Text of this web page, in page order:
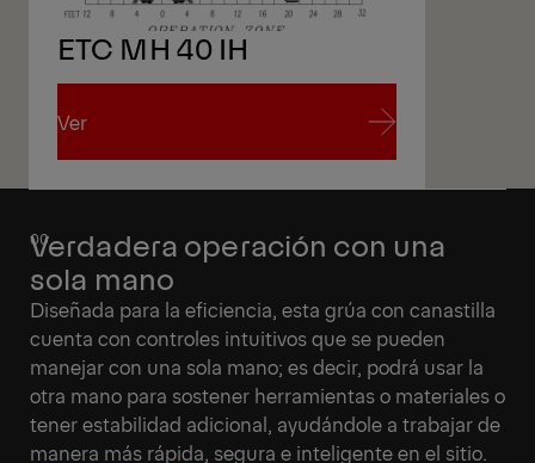
ETC MH 40 IH
Ver
Ver
Verdadera operación con una
sola mano
Diseñada para la eficiencia, esta grúa con canastilla
cuenta con controles intuitivos que se pueden
manejar con una sola mano; es decir, podrá usar la
otra mano para sostener herramientas o materiales o
tener estabilidad adicional, ayudándole a trabajar de
manera más rápida, segura e inteligente en el sitio.